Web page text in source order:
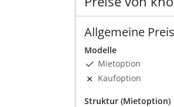
Allgemeine
Modelle
Mietoption
Kaufoption
Struktur (Mietoption)